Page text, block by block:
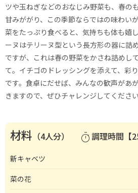
ツや玉ねぎなどのおなじみ野菜も、春の
甘みががり、この季節ならではの味わい
菜をたっぷり食べると、気持ちも体も嬉
ーヌはテリーヌ型という長方形の器に詰
ですが、これは春の野菜をかさね詰めし
て。イチゴのドレッシングを添えて、彩
です。食卓にだせば、みんなの歓声があ
きますので、ぜひチャレンジしてください
材料 （4人分） timer調理時間【
新キャベツ
菜の花